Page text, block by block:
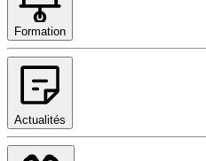
Formation
Actualités